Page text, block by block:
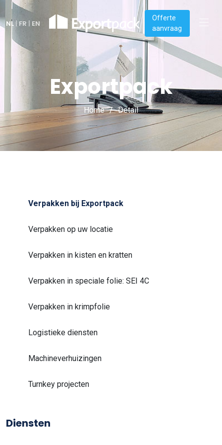
NL| FR | EN
Offerte
aanvraag
Exportpack
Home Detail
Verpakken bij Exportpack
Verpakken op uw locatie
Verpakken in kisten en kratten
Verpakken in speciale folie: SEI 4C
Verpakken in krimpfolie
Logistieke diensten
Machineverhuizingen
Turnkey projecten
Diensten